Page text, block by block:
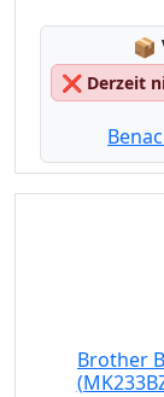
📦
❌ Derzeit
Brother